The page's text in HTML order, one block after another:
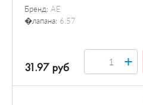
Бренд: AE
�лапана: 6.57
31.97 руб +